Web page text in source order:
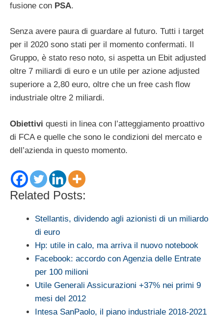
fusione con PSA.
Senza avere paura di guardare al futuro. Tutti i target
per il 2020 sono stati per il momento confermati. Il
Gruppo, è stato reso noto, si aspetta un Ebit adjusted
oltre 7 miliardi di euro e un utile per azione adjusted
superiore a 2,80 euro, oltre che un free cash flow
industriale oltre 2 miliardi.
Obiettivi questi in linea con l’atteggiamento proattivo
di FCA e quelle che sono le condizioni del mercato e
dell’azienda in questo momento.
Related Posts:
Stellantis, dividendo agli azionisti di un miliardo
di euro
Hp: utile in calo, ma arriva il nuovo notebook
Facebook: accordo con Agenzia delle Entrate
per 100 milioni
Utile Generali Assicurazioni +37% nei primi 9
mesi del 2012
Intesa SanPaolo, il piano industriale 2018-2021